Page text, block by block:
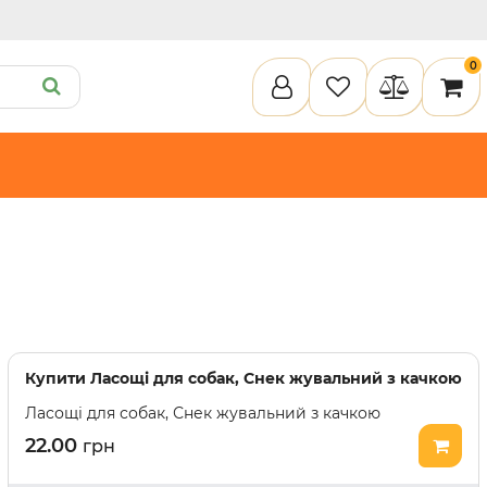
0
Купити Ласощі для собак, Снек жувальний з качкою
Ласощі для собак, Снек жувальний з качкою
22.00 грн